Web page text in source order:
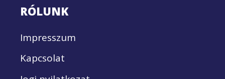
RÓLUNK
Impresszum
Kapcsolat